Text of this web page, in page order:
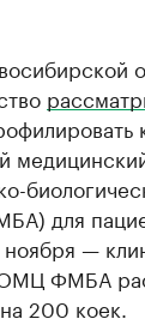
для
ноября —
ФМБА
200 коек.